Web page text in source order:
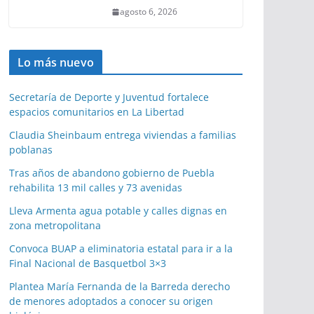
agosto 6, 2026
Lo más nuevo
Secretaría de Deporte y Juventud fortalece
espacios comunitarios en La Libertad
Claudia Sheinbaum entrega viviendas a familias
poblanas
Tras años de abandono gobierno de Puebla
rehabilita 13 mil calles y 73 avenidas
Lleva Armenta agua potable y calles dignas en
zona metropolitana
Convoca BUAP a eliminatoria estatal para ir a la
Final Nacional de Basquetbol 3×3
Plantea María Fernanda de la Barreda derecho
de menores adoptados a conocer su origen